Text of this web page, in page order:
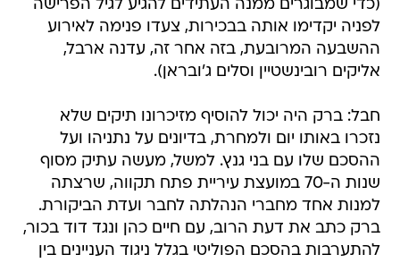
(כדי שמבוגרים ממנה העתידים להגיע לגיל הפרישה
לפניה יקדימו אותה בבכירות, צעדו פנימה לאירוע
ההשבעה המרובעת, בזה אחר זה, עדנה ארבל,
אליקים רובינשטיין וסלים ג'ובראן).
חבל: ברק היה יכול להוסיף מזיכרונו תיקים שלא
נזכרו באותו יום ולמחרת, בדיונים על נתניהו ועל
ההסכם שלו עם בני גנץ. למשל, מעשה עתיק מסוף
שנות ה-70 במועצת עיריית פתח תקווה, שרצתה
למנות אחד מחברי הנהלתה לחבר ועדת הביקורת.
ברק כתב את דעת הרוב, עם חיים כהן ונגד דוד בכור,
להתערבות בהסכם הפוליטי בגלל ניגוד העניינים בין